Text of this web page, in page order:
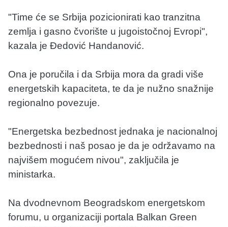
"Time će se Srbija pozicionirati kao tranzitna
zemlja i gasno čvorište u jugoistočnoj Evropi",
kazala je Đedović Handanović.
Ona je poručila i da Srbija mora da gradi više
energetskih kapaciteta, te da je nužno snažnije
regionalno povezuje.
"Energetska bezbednost jednaka je nacionalnoj
bezbednosti i naš posao je da je održavamo na
najvišem mogućem nivou", zaključila je
ministarka.
Na dvodnevnom Beogradskom energetskom
forumu, u organizaciji portala Balkan Green